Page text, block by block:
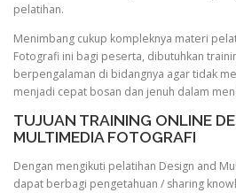
pelatihan.
Menimbang cukup kompleknya materi
Fotografi ini bagi peserta, dibutuhkan
berpengalaman di bidangnya agar tidak
menjadi cepat bosan dan jenuh dalam
TUJUAN TRAINING ONLINE
MULTIMEDIA FOTOGRAFI
Dengan mengikuti pelatihan Design and
dapat berbagi pengetahuan / sharing